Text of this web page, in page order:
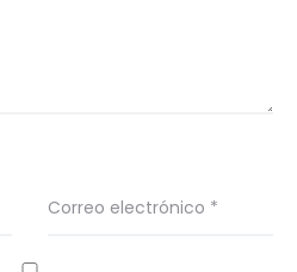
Correo electrónico *